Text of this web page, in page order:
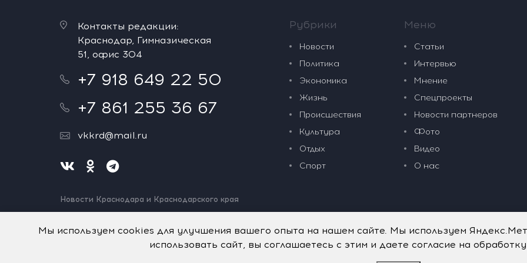
Контакты редакции:
Краснодар, Гимназическая
51, офис 304
+7 918 649 22 50
+7 861 255 36 67
vkkrd@mail.ru
Новости Краснодара и Краснодарского края
Нашли ошибку? Выделите и нажмите Ctrl+Enter.
Рубрики
Новости
Политика
Экономика
Жизнь
Происшествия
Культура
Отдых
Спорт
Меню
Статьи
Интервью
Мнение
Спецпроекты
Новости партнеров
Фото
Видео
О нас
Мы используем cookies для улучшения вашего опыта на нашем сайте. Мы используем
использовать сайт, вы соглашаетесь с этим и даете согласие на